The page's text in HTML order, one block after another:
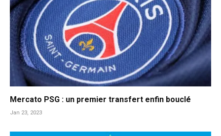
Mercato PSG : un premier transfert enfin bouclé
Jan 23, 2023